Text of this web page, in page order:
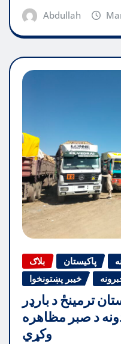
Abdullah
بلاګ پاکیستان
خیبر پښتونخوا
ترمینځ د بارډر
د صبر مظاهره
وکړي